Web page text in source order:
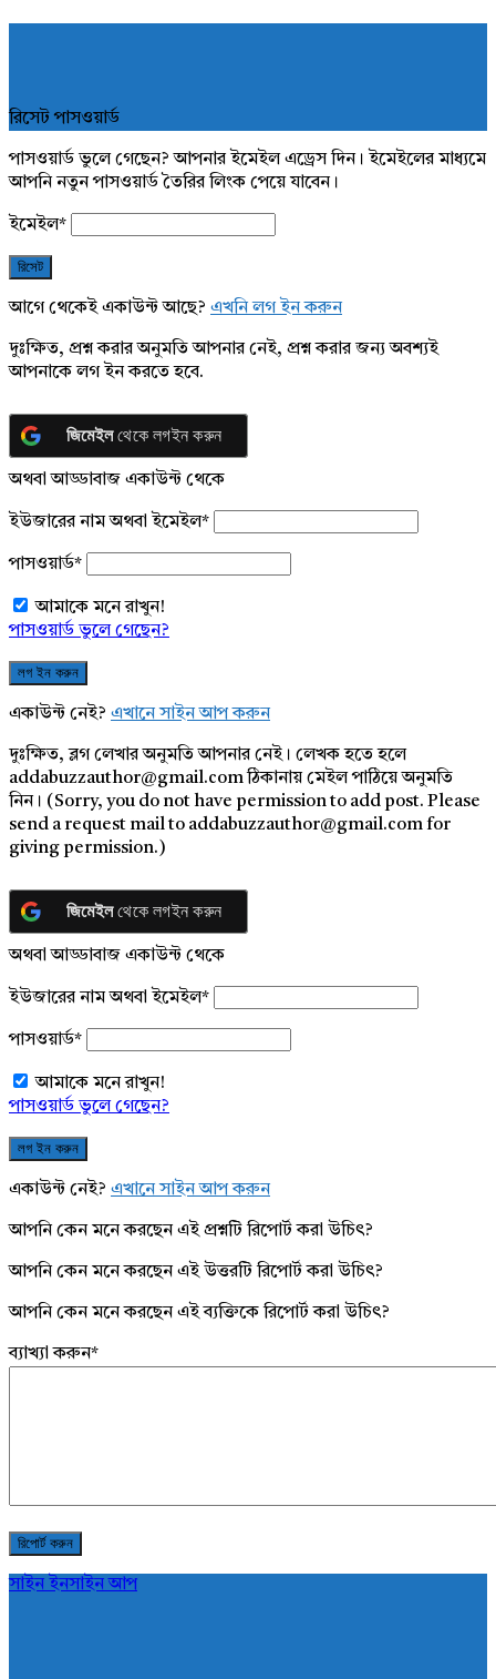
রিসেট পাসওয়ার্ড
পাসওয়ার্ড ভুলে গেছেন? আপনার ইমেইল এড্রেস দিন। ইমেইলের মাধ্যমে
আপনি নতুন পাসওয়ার্ড তৈরির লিংক পেয়ে যাবেন।
ইমেইল*
আগে থেকেই একাউন্ট আছে? এখনি লগ ইন করুন
দুঃক্ষিত, প্রশ্ন করার অনুমতি আপনার নেই, প্রশ্ন করার জন্য অবশ্যই
আপনাকে লগ ইন করতে হবে.
জিমেইলথেকে লগইন করুন
অথবা আড্ডাবাজ একাউন্ট থেকে
ইউজারের নাম অথবা ইমেইল*
পাসওয়ার্ড*
আমাকে মনে রাখুন!
পাসওয়ার্ড ভুলে গেছেন?
একাউন্ট নেই? এখানে সাইন আপ করুন
দুঃক্ষিত, ব্লগ লেখার অনুমতি আপনার নেই। লেখক হতে হলে
addabuzzauthor@gmail.com ঠিকানায় মেইল পাঠিয়ে অনুমতি
নিন। (Sorry, you do not have permission to add post. Please
send a request mail to addabuzzauthor@gmail.com for
giving permission.)
জিমেইলথেকে লগইন করুন
অথবা আড্ডাবাজ একাউন্ট থেকে
ইউজারের নাম অথবা ইমেইল*
পাসওয়ার্ড*
আমাকে মনে রাখুন!
পাসওয়ার্ড ভুলে গেছেন?
একাউন্ট নেই? এখানে সাইন আপ করুন
আপনি কেন মনে করছেন এই প্রশ্নটি রিপোর্ট করা উচিৎ?
আপনি কেন মনে করছেন এই উত্তরটি রিপোর্ট করা উচিৎ?
আপনি কেন মনে করছেন এই ব্যক্তিকে রিপোর্ট করা উচিৎ?
ব্যাখ্যা করুন*
সাইন ইনসাইন আপ